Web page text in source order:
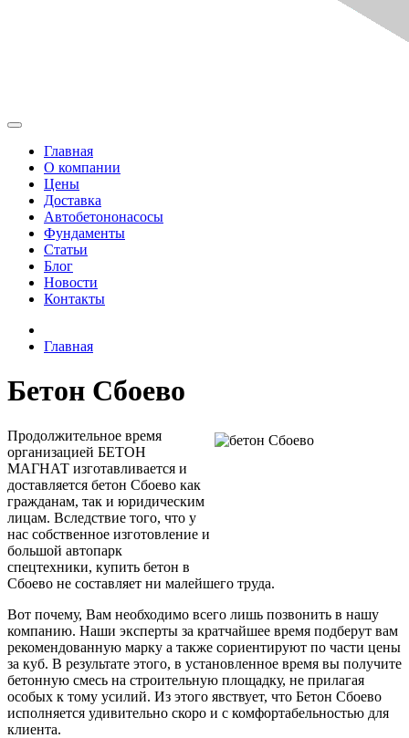
Главная
О компании
Цены
Доставка
Автобетононасосы
Фундаменты
Статьи
Блог
Новости
Контакты
Главная
Бетон Сбоево
Продолжительное время
организацией БЕТОН
МАГНАТ изготавливается и
доставляется бетон Сбоево как
гражданам, так и юридическим
лицам. Вследствие того, что у
нас собственное изготовление и
большой автопарк
спецтехники, купить бетон в
Сбоево не составляет ни малейшего труда.
Вот почему, Вам необходимо всего лишь позвонить в нашу
компанию. Наши эксперты за кратчайшее время подберут вам
рекомендованную марку а также сориентируют по части цены
за куб. В результате этого, в установленное время вы получите
бетонную смесь на строительную площадку, не прилагая
особых к тому усилий. Из этого явствует, что Бетон Сбоево
исполняется удивительно скоро и с комфортабельностью для
клиента.